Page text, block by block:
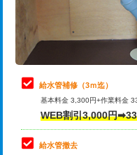
排水管工事（排水管工事/3
排水管工事（追加 排水管
マス交換（土の掘削・埋め
マス交換（深さ50㎝未満
マス交換（深さ50㎝以上）
止水・漏水調査・防水処
理・調整・分解・加工な
止水・漏水調査・防水処
理・調整・分解・加工など
止水・漏水調査・防水処
理・調整・分解・加工な
その他部品の脱着
給水管補修（3ｍ迄）
基本料金 3,300円+作業料金
WEB割引3,000円
給水管撤去